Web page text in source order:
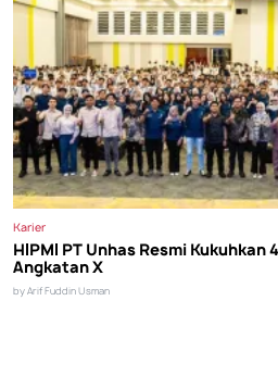
Karier
HIPMI PT Unhas Resmi Kukuhkan
Angkatan X
by Arif Fuddin Usman